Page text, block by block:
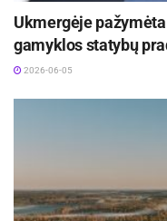
Ukmergėje pažymėta
gamyklos statybų
2026-06-05